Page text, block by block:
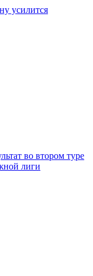
усилится
во втором туре
лиги